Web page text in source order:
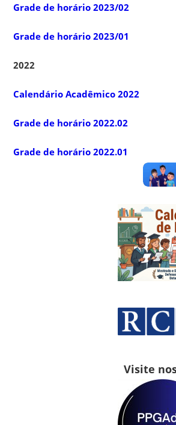
Grade de horário 2023/02
Grade de horário 2023/01
2022
Calendário Acadêmico 2022
Grade de horário 2022.02
Grade de horário 2022.01
Visite